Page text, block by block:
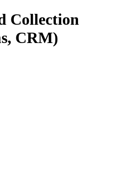
Collection
CRM)